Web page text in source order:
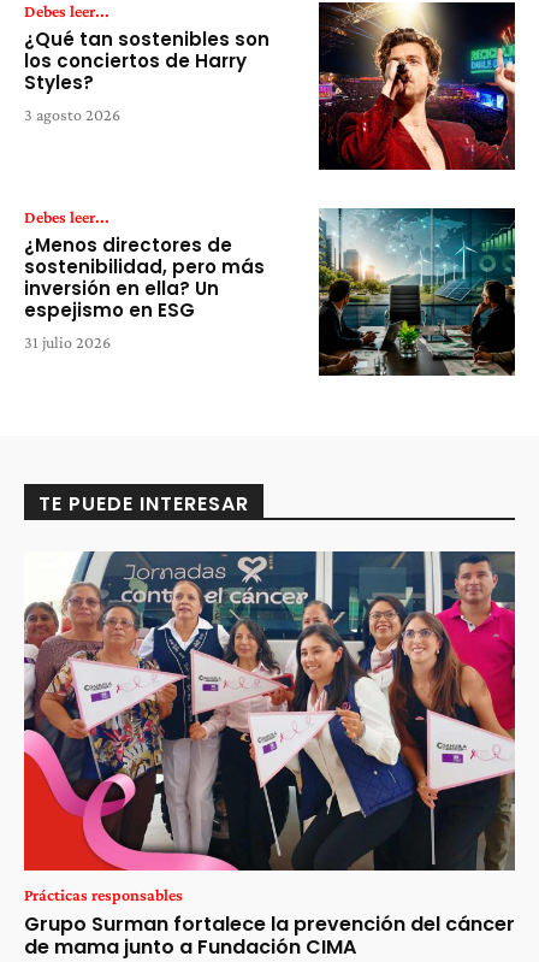
Debes leer...
¿Qué tan sostenibles son
los conciertos de Harry
Styles?
3 agosto 2026
Debes leer...
¿Menos directores de
sostenibilidad, pero más
inversión en ella? Un
espejismo en ESG
31 julio 2026
TE PUEDE INTERESAR
Prácticas responsables
Grupo Surman fortalece la prevención del cáncer
de mama junto a Fundación CIMA